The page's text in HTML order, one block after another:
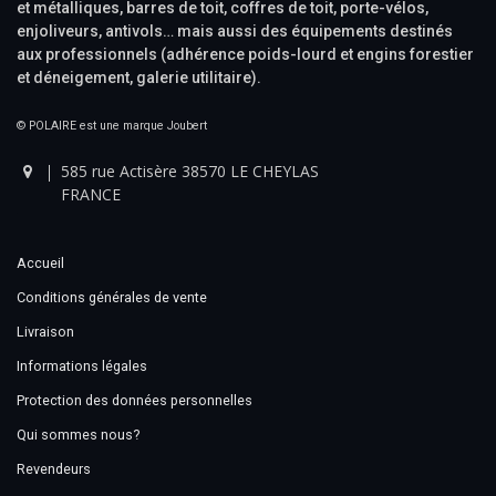
et métalliques, barres de toit, coffres de toit, porte-vélos,
enjoliveurs, antivols… mais aussi des équipements destinés
aux professionnels (adhérence poids-lourd et engins forestier
et déneigement, galerie utilitaire).
© POLAIRE est une marque Joubert
585 rue Actisère 38570 LE CHEYLAS
FRANCE
Accueil
Conditions générales de vente
Livraison
Informations légales
Protection des données personnelles
Qui sommes nous?
Revendeurs